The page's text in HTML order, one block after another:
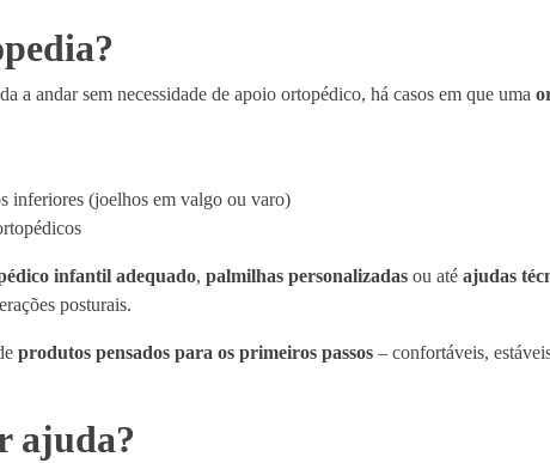
a andar sem necessidade de apoio ortopédico, há casos em que uma
inferiores (joelhos em valgo ou varo)
infantil adequado, palmilhas personalizadas ou até ajudas
posturais.
produtos pensados para os primeiros passos – confortáveis,
ajuda?